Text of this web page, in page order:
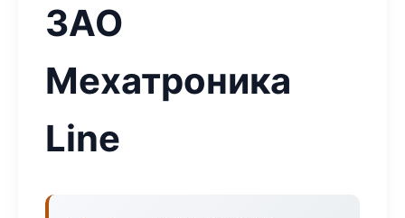
ЗАО
Мехатроника
Line